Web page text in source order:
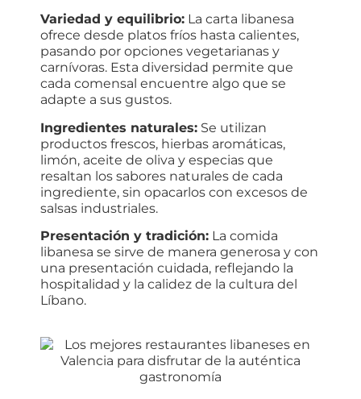
Variedad y equilibrio: La carta libanesa
ofrece desde platos fríos hasta calientes,
pasando por opciones vegetarianas y
carnívoras. Esta diversidad permite que
cada comensal encuentre algo que se
adapte a sus gustos.
Ingredientes naturales: Se utilizan
productos frescos, hierbas aromáticas,
limón, aceite de oliva y especias que
resaltan los sabores naturales de cada
ingrediente, sin opacarlos con excesos de
salsas industriales.
Presentación y tradición: La comida
libanesa se sirve de manera generosa y con
una presentación cuidada, reflejando la
hospitalidad y la calidez de la cultura del
Líbano.